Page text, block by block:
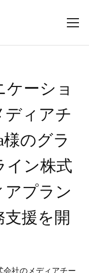
ケーショ
ディアチ
様のグラ
イン株式
アプラン
援を開
会社のメディアチー